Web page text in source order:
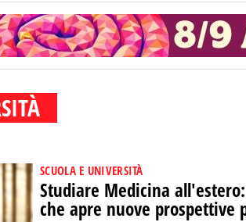
SCUOLA E UNIVERSITÀ
Studiare Medicina
che apre nuove prospettive